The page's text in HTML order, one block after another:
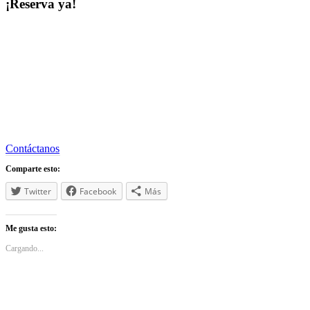
¡Reserva ya!
Contáctanos
Comparte esto:
Twitter Facebook Más
Me gusta esto:
Cargando...